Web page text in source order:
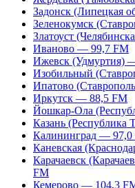
Задонск (Липецкая
Зеленокумск
Златоуст
Иваново — 99,7 FM
Ижевск (Удмуртия)
Изобильный
Ипатово
Иркутск — 88,5 FM
Йошкар-Ола
Казань (Республика
Калининград — 97,0
Каневская
Карачаевск
FM
Кемерово — 104,3